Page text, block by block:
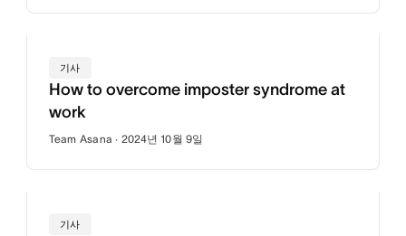
기사
How to overcome imposter syndrome at
work
Team Asana · 2024년 10월 9일
기사